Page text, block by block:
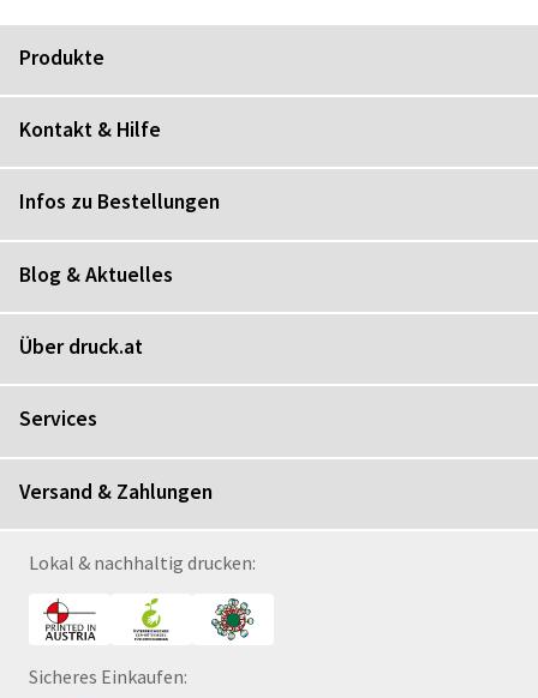
Produkte
Kontakt & Hilfe
Infos zu Bestellungen
Blog & Aktuelles
Über druck.at
Services
Versand & Zahlungen
Lokal & nachhaltig drucken:
Sicheres Einkaufen: